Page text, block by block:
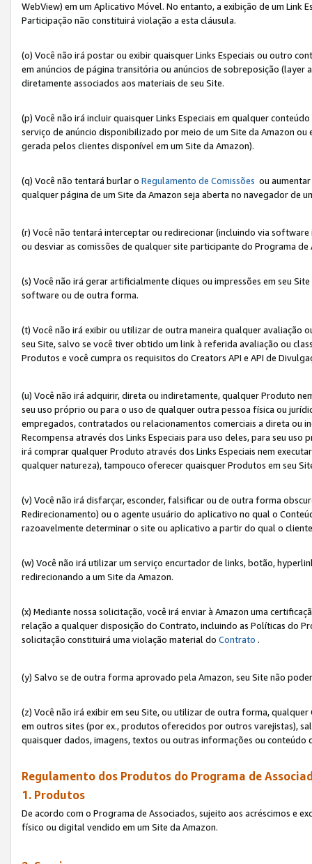
WebView) em um Aplicativo Móvel. No entanto, a exibição de um Link
Participação não constituirá violação a esta cláusula.
(o) Você não irá postar ou exibir quaisquer Links Especiais ou outro
em anúncios de página transitória ou anúncios de sobreposição
diretamente associados aos materiais de seu Site.
(p) Você não irá incluir quaisquer Links Especiais em qualquer
serviço de anúncio disponibilizado por meio de um Site da Amazon
gerada pelos clientes disponível em um Site da Amazon).
(q) Você não tentará burlar o Regulamento de Comissões ou
qualquer página de um Site da Amazon seja aberta no navegador de
(r) Você não tentará interceptar ou redirecionar (incluindo via
ou desviar as comissões de qualquer site participante do Programa de
(s) Você não irá gerar artificialmente cliques ou impressões em seu
software ou de outra forma.
(t) Você não irá exibir ou utilizar de outra maneira qualquer avaliação
seu Site, salvo se você tiver obtido um link à referida avaliação ou
Produtos e você cumpra os requisitos do Creators API e API de
(u) Você não irá adquirir, direta ou indiretamente, qualquer Produto
seu uso próprio ou para o uso de qualquer outra pessoa física ou
empregados, contratados ou relacionamentos comerciais a direta ou
Recompensa através dos Links Especiais para uso deles, para seu
irá comprar qualquer Produto através dos Links Especiais nem
qualquer natureza), tampouco oferecer quaisquer Produtos em seu
(v) Você não irá disfarçar, esconder, falsificar ou de outra forma
Redirecionamento) ou o agente usuário do aplicativo no qual o
razoavelmente determinar o site ou aplicativo a partir do qual o
(w) Você não irá utilizar um serviço encurtador de links, botão,
redirecionando a um Site da Amazon.
(x) Mediante nossa solicitação, você irá enviar à Amazon uma
relação a qualquer disposição do Contrato, incluindo as Políticas do
solicitação constituirá uma violação material do Contrato .
(y) Salvo se de outra forma aprovado pela Amazon, seu Site não
(z) Você não irá exibir em seu Site, ou utilizar de outra forma,
em outros sites (por ex., produtos oferecidos por outros varejistas),
quaisquer dados, imagens, textos ou outras informações ou
Regulamento dos Produtos do Programa de
1. Produtos
De acordo com o Programa de Associados, sujeito aos acréscimos e
físico ou digital vendido em um Site da Amazon.